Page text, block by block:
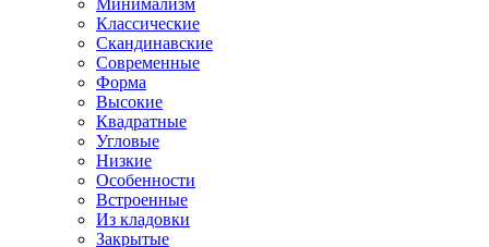
Минимализм
Классические
Скандинавские
Современные
Форма
Высокие
Квадратные
Угловые
Низкие
Особенности
Встроенные
Из кладовки
Закрытые